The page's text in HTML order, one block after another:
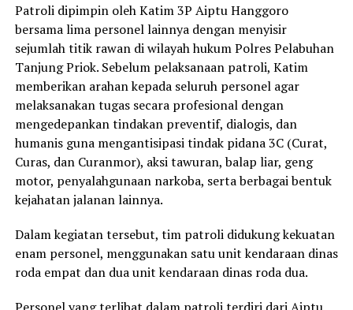
Patroli dipimpin oleh Katim 3P Aiptu Hanggoro
bersama lima personel lainnya dengan menyisir
sejumlah titik rawan di wilayah hukum Polres Pelabuhan
Tanjung Priok. Sebelum pelaksanaan patroli, Katim
memberikan arahan kepada seluruh personel agar
melaksanakan tugas secara profesional dengan
mengedepankan tindakan preventif, dialogis, dan
humanis guna mengantisipasi tindak pidana 3C (Curat,
Curas, dan Curanmor), aksi tawuran, balap liar, geng
motor, penyalahgunaan narkoba, serta berbagai bentuk
kejahatan jalanan lainnya.
Dalam kegiatan tersebut, tim patroli didukung kekuatan
enam personel, menggunakan satu unit kendaraan dinas
roda empat dan dua unit kendaraan dinas roda dua.